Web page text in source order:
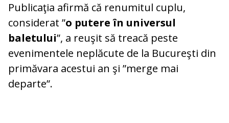
Publicaţia afirmă că renumitul cuplu,
considerat ”o putere în universul
baletului”, a reuşit să treacă peste
evenimentele neplăcute de la Bucureşti din
primăvara acestui an şi ”merge mai
departe”.